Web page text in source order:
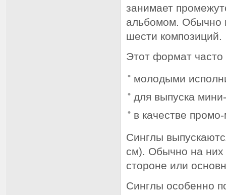
занимает
альбомом. Обычно
шести композиций.
Этот формат часто
молодыми
для выпуска
в качестве
Синглы
см). Обычно на них
стороне или
Синглы особенно